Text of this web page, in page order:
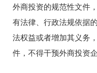
外商投资的规范性文件
有法律、行政法规依据
法权益或者增加其义务
件，不得干预外商投资